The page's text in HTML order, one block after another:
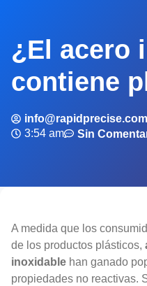
¿El acero
contiene
info@rapidprecise.com
3:54 am
Sin
A medida que los
de los productos plásticos,
inoxidable han ganado
propiedades no reactivas.